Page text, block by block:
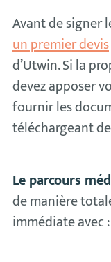
Avant de signer
un premier devis
d’Utwin. Si la
devez apposer
fournir les
téléchargeant
Le parcours
de manière
immédiate avec :